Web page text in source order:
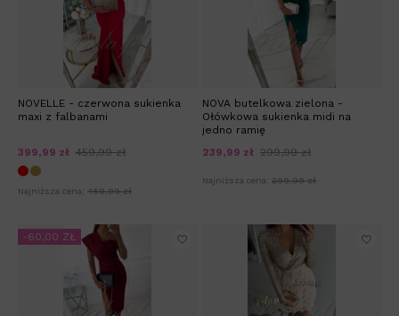
NOVELLE - czerwona sukienka
maxi z falbanami
399,99 zł 459,99 zł
Najniższa cena: 459,99 zł
NOVA butelkowa zielona -
Ołówkowa sukienka midi na
jedno ramię
239,99 zł 299,99 zł
Najniższa cena: 299,99 zł
-60,00 ZŁ